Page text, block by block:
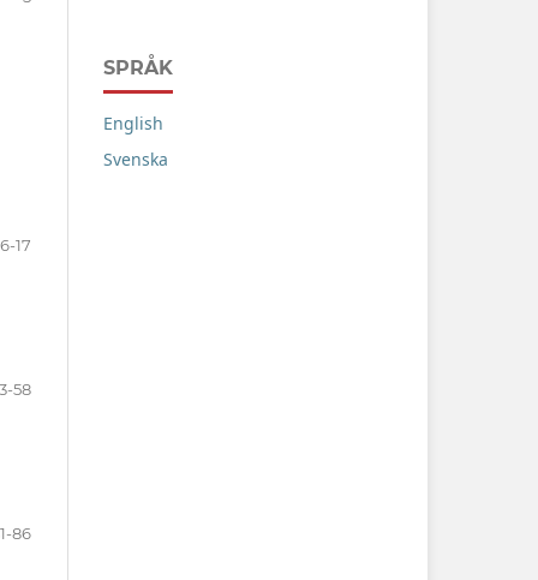
6-17
58
86
SPRÅK
English
Svenska